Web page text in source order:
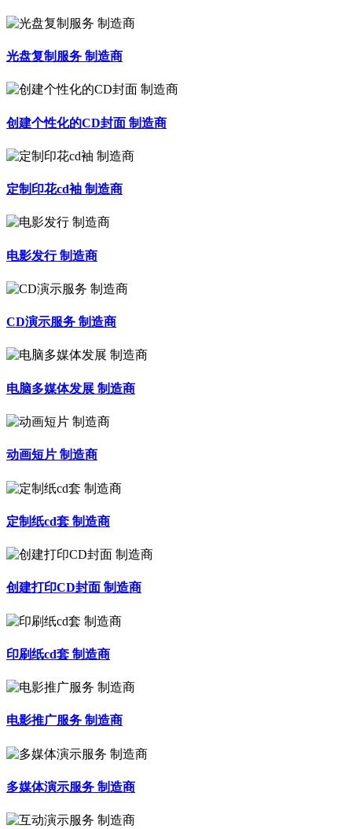
光盘复制服务 制造商
创建个性化的CD封面 制造商
定制印花cd袖 制造商
电影发行 制造商
CD演示服务 制造商
电脑多媒体发展 制造商
动画短片 制造商
定制纸cd套 制造商
创建打印CD封面 制造商
印刷纸cd套 制造商
电影推广服务 制造商
多媒体演示服务 制造商